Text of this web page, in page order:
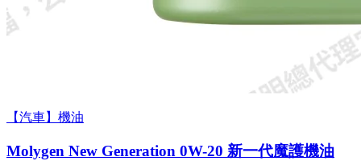
【汽車】機油
Molygen New Gener­a­tion 0W-20 新一代魔護機油